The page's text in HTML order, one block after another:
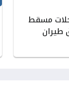
مسقط
طيران